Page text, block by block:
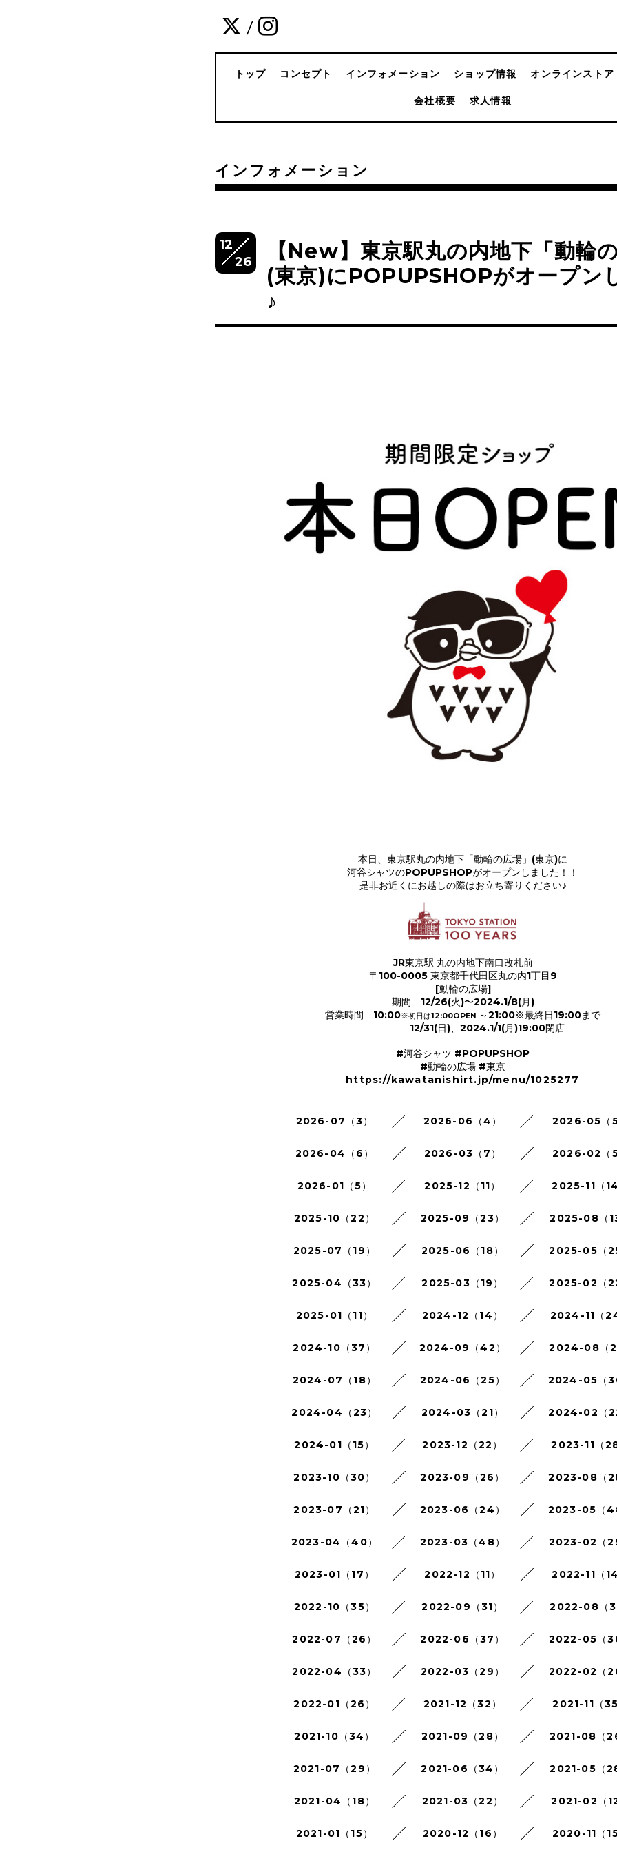
/
トップ コンセプト インフォメーション ショップ情報 オンラインストア
会社概要 求人情報
インフォメーション
12
26
【New】東京駅丸の内地下「動輪の
(東京)にPOPUPSHOPがオープン
♪
本日、東京駅丸の内地下「動輪の広場」(東京)に
河谷シャツのPOPUPSHOPがオープンしました！！
是非お近くにお越しの際はお立ち寄りください♪
JR東京駅 丸の内地下南口改札前
〒100-0005 東京都千代田区丸の内1丁目9
[動輪の広場]
期間 12/26(火)〜2024.1/8(月)
営業時間 10:00※初日は12:00OPEN ～21:00※最終日19:00まで
12/31(日)、2024.1/1(月)19:00閉店
#河谷シャツ #POPUPSHOP
#動輪の広場 #東京
https://kawatanishirt.jp/menu/1025277
2026-07（3） 2026-06（4） 2026-05（5
2026-04（6） 2026-03（7） 2026-02（5
2026-01（5） 2025-12（11） 2025-11（14
2025-10（22） 2025-09（23） 2025-08（13
2025-07（19） 2025-06（18） 2025-05（
2025-04（33） 2025-03（19） 2025-02（
2025-01（11） 2024-12（14） 2024-11（24
2024-10（37） 2024-09（42） 2024-08（
2024-07（18） 2024-06（25） 2024-05（
2024-04（23） 2024-03（21） 2024-02（
2024-01（15） 2023-12（22） 2023-11（28
2023-10（30） 2023-09（26） 2023-08（
2023-07（21） 2023-06（24） 2023-05（
2023-04（40） 2023-03（48） 2023-02（
2023-01（17） 2022-12（11） 2022-11（14
2022-10（35） 2022-09（31） 2022-08（31
2022-07（26） 2022-06（37） 2022-05（
2022-04（33） 2022-03（29） 2022-02（
2022-01（26） 2021-12（32） 2021-11（35
2021-10（34） 2021-09（28） 2021-08（26
2021-07（29） 2021-06（34） 2021-05（28
2021-04（18） 2021-03（22） 2021-02（12
2021-01（15） 2020-12（16） 2020-11（15